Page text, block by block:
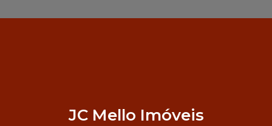
JC Mello Imóveis